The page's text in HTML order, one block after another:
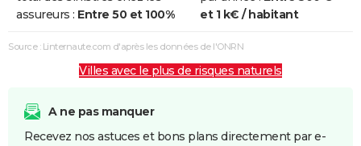
et/ou
Coulées de
Boue
Inondations
Coulées de
03/05/1986 03/05/1986 1 j
assureurs : Entre 50 et 100%
et 1 k€ / habitant
Source : Linternaute.com d'après les données de l'ONRN
Villes avec le plus de risques naturels
A ne pas manquer
Recevez nos astuces et bons plans directement par e-